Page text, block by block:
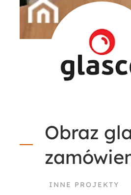
Obraz
INNE PROJEKTY